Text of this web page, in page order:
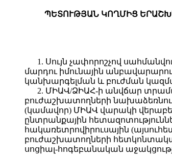
ՊԵՏՈՒԹՅԱՆ ԿՈՂՄԻՑ
1. Սույն չափորոշչով
մարդու իմունային
կանխարգելման և բուժման
2. ՄԻԱՎ/ՁԻԱՀ-ի անվճար
բուժաշխատողների
(կամավոր) ՄԻԱՎ վարակի
ընտրանքային
հակառետրովիրուսային
բուժաշխատողների
սոցիալ-հոգեբանական